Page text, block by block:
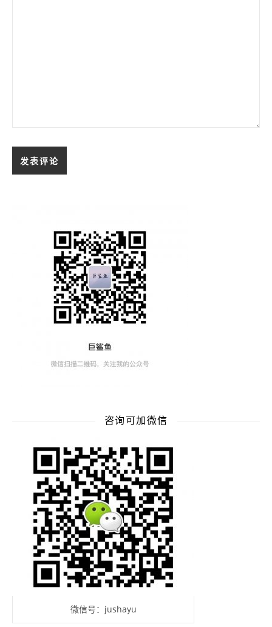
咨询可加微信
微信号：jushayu